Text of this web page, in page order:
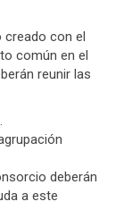
creado con el
común en el
reunir las
deberán
a este